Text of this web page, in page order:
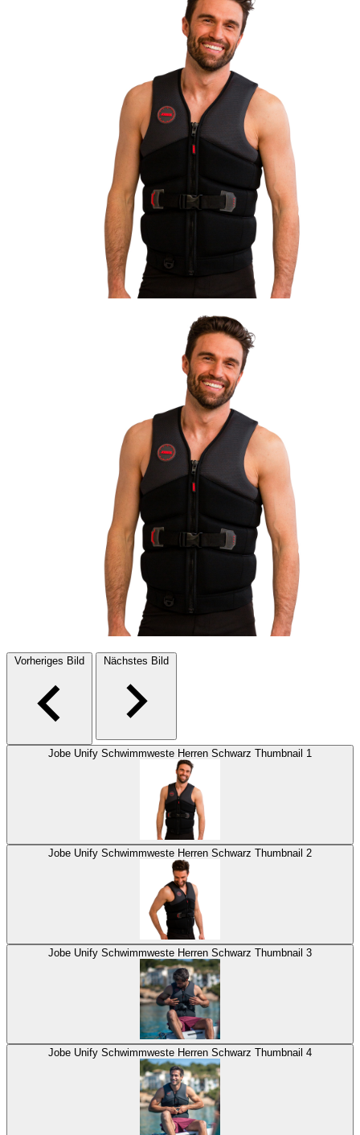
Vorheriges Bild Nächstes Bild
Jobe Unify Schwimmweste Herren Schwarz Thumbnail 1
Jobe Unify Schwimmweste Herren Schwarz Thumbnail 2
Jobe Unify Schwimmweste Herren Schwarz Thumbnail 3
Jobe Unify Schwimmweste Herren Schwarz Thumbnail 4